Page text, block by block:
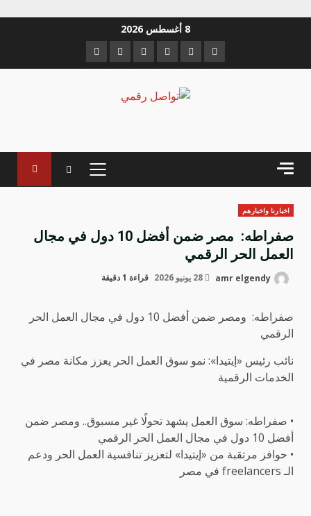
8 أغسطس 2026
Facebook
Twitter
Linkedin
VK
Youtube
Instagram
القائمة
الرئيسية
اخبارنا واخبارهم
صفراطه: مصر ضمن أفضل 10 دول في مجال
العمل الحر الرقمي
قراءة 1 دقيقة
صفراطه: ومصر ضمن أفضل 10 دول في مجال العمل الحر
الرقمي
نائب رئيس «إيتيدا»: نمو سوق العمل الحر يعزز مكانة مصر في
الخدمات الرقمية
• صفراطه: سوق العمل يشهد تحولًا غير مسبوق.. ومصر ضمن
أفضل 10 دول في مجال العمل الحر الرقمي
• حوافز مرتقبة من «إيتيدا» لتعزيز تنافسية العمل الحر ودعم
الـ freelancers في مصر